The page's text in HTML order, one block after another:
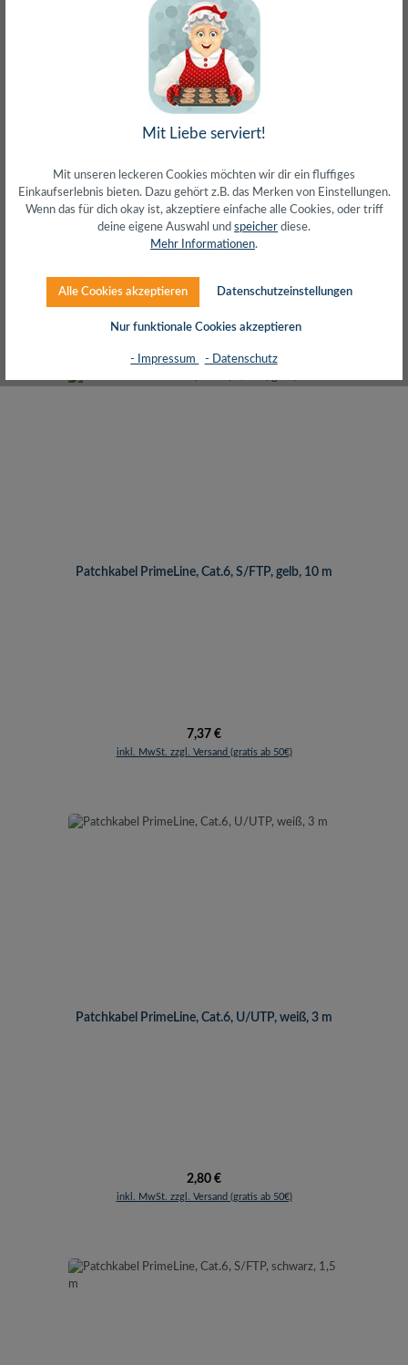
Patchkabel EconLine, Cat.6, U/UTP, blau, 7,5 m
Regulärer Preis:
2,98 €
inkl. MwSt. zzgl. Versand (gratis ab 50€)
Patchkabel PrimeLine, Cat.6, S/FTP, gelb, 10 m
Regulärer Preis:
7,37 €
inkl. MwSt. zzgl. Versand (gratis ab 50€)
Patchkabel PrimeLine, Cat.6, U/UTP, weiß, 3 m
Regulärer Preis:
2,80 €
inkl. MwSt. zzgl. Versand (gratis ab 50€)
Mit Liebe serviert!
Mit unseren leckeren Cookies möchten wir dir ein fluffiges
Einkaufserlebnis bieten. Dazu gehört z.B. das Merken von Einstellungen.
Wenn das für dich okay ist, akzeptiere einfache alle Cookies, oder triff
deine eigene Auswahl und speicher diese.
Mehr Informationen.
Alle Cookies akzeptieren Datenschutzeinstellungen
Nur funktionale Cookies akzeptieren
- Impressum - Datenschutz